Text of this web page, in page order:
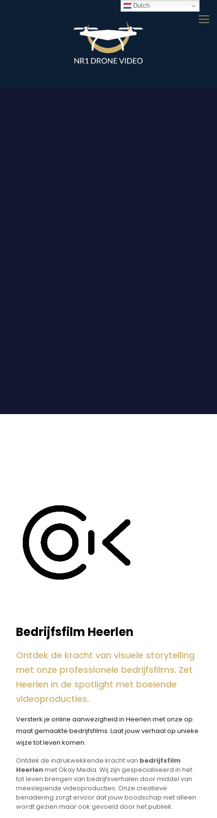
Bedrijfsfilm Heerlen
Ontdek de kracht van visuele storytelling
met onze professionele bedrijfsfilms. Zet
Heerlen in de spotlight met boeiende
videoproducties.
Versterk je online aanwezigheid in Heerlen met onze op
maat gemaakte bedrijfsfilms. Laat jouw verhaal op unieke
wijze tot leven komen.
Ontdek de indrukwekkende kracht van bedrijfsfilm
Heerlenmet Okay Media. Wij zijn gespecialiseerd in het
tot leven brengen van bedrijfsverhalen door middel van
meeslepende videoproducties. Onze creatieve
benadering zorgt ervoor dat jouw boodschap niet alleen
wordt gezien maar ook gevoeld door het publiek.
Dutch